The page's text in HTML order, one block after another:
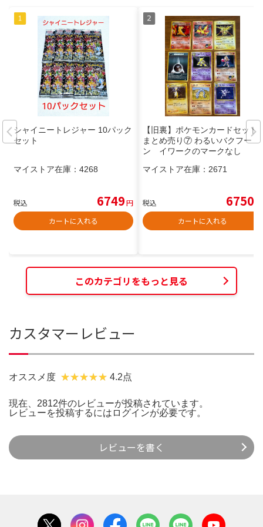
シャイニートレジャー 10パック
セット
マイストア在庫： 4268
税込 6749円
カートに入れる
【旧裏】ポケモンカードセット
まとめ売り⑦ わるいバクフー
ン イワークのマークなし
マイストア在庫： 2671
税込 6750
カートに入れる
このカテゴリをもっと見る
カスタマーレビュー
オススメ度 4.2点
現在、2812件のレビューが投稿されています。
レビューを投稿するには ログインが必要です。
レビューを書く